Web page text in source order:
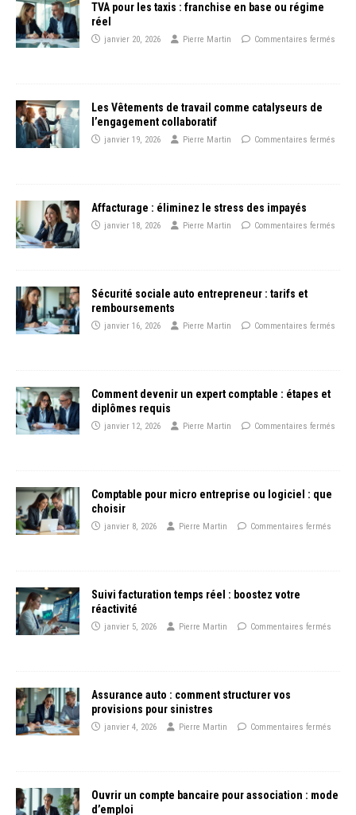
TVA pour les taxis : franchise en base ou régime
réel
janvier 20, 2026 Pierre Martin Commentaires fermés
Les Vêtements de travail comme catalyseurs de
l’engagement collaboratif
janvier 19, 2026 Pierre Martin Commentaires fermés
Affacturage : éliminez le stress des impayés
janvier 18, 2026 Pierre Martin Commentaires fermés
Sécurité sociale auto entrepreneur : tarifs et
remboursements
janvier 16, 2026 Pierre Martin Commentaires fermés
Comment devenir un expert comptable : étapes et
diplômes requis
janvier 12, 2026 Pierre Martin Commentaires fermés
Comptable pour micro entreprise ou logiciel : que
choisir
janvier 8, 2026 Pierre Martin Commentaires fermés
Suivi facturation temps réel : boostez votre
réactivité
janvier 5, 2026 Pierre Martin Commentaires fermés
Assurance auto : comment structurer vos
provisions pour sinistres
janvier 4, 2026 Pierre Martin Commentaires fermés
Ouvrir un compte bancaire pour association : mode
d’emploi